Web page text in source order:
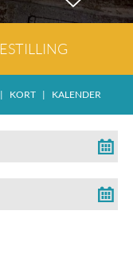
| KORT | KALENDER